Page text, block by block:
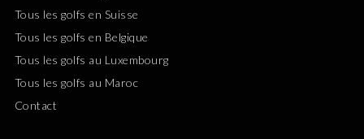
Tous les golfs en Suisse
Tous les golfs en Belgique
Tous les golfs au Luxembourg
Tous les golfs au Maroc
Contact